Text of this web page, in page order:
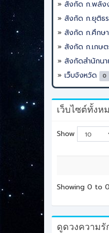
สังกัด ก.พลัง
สังกัด ก.ยุติธ
สังกัด ก.ศึกษา
สังกัด ก.เกษ
สังกัดสำนักน
เว็บจังหวัด 0
เว็บไซต์ทั้งห
Show
Showing 0 to
ดูดวงความรั